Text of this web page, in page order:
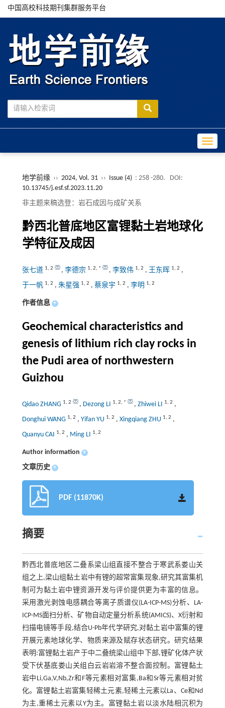
中国高校科技期刊集群服务平台
地学前缘 ›› 2024, Vol. 31 ›› Issue (4) : 258 -280.
DOI:
10.13745/j.esf.sf.2023.11.20
非主题来稿选登：岩石成因与成矿关系
黔西北普底地区富锂黏土岩地球化
学特征及成因
张七道 1, 2 , 李德宗 1, 2, * , 李致伟 1, 2 , 王东晖 1, 2 ,
于一帆 1, 2 , 朱星强 1, 2 , 蔡泉宇 1, 2 , 李明 1, 2
作者信息 +
Geochemical characteristics and
genesis of lithium rich clay rocks in
the Pudi area of northwestern
Guizhou
Qidao ZHANG 1, 2 , Dezong LI 1, 2, * , Zhiwei LI 1, 2 ,
Donghui WANG 1, 2 , Yifan YU 1, 2 , Xingqiang ZHU 1, 2 ,
Quanyu CAI 1, 2 , Ming LI 1, 2
Author information +
文章历史 +
PDF (11870K)
摘要
黔西北普底地区二叠系梁山组直接不整合于寒武系娄山关
组之上,梁山组黏土岩中有锂的超常富集现象,研究其富集机
制可为黏土岩中锂资源开发与评价提供更为丰富的信息。
采用激光剥蚀电感耦合等离子质谱仪(LA-ICP-MS)分析、LA-
ICP-MS面扫分析、矿物自动定量分析系统(AMICS)、X衍射和
扫描电镜等手段,结合U-Pb年代学研究,对黏土岩中富集的锂
开展元素地球化学、物质来源及赋存状态研究。研究结果
表明:富锂黏土岩产于中二叠统梁山组中下部,锂矿化体产状
受下伏基底娄山关组白云岩岩溶不整合面控制。富锂黏土
岩中Li,Ga,V,Nb,Zr和F等元素相对富集,Ba和Sr等元素相对贫
化。富锂黏土岩富集轻稀土元素,轻稀土元素以La、Ce和Nd
为主,重稀土元素以Y为主。富锂黏土岩以淡水陆相沉积为